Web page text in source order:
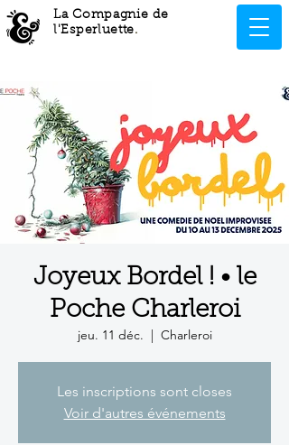
La Compagnie de
l'Esperluette.
Joyeux Bordel ! • le
Poche Charleroi
jeu. 11 déc.
  |
Charleroi
Les inscriptions sont closes
Voir d'autres événements